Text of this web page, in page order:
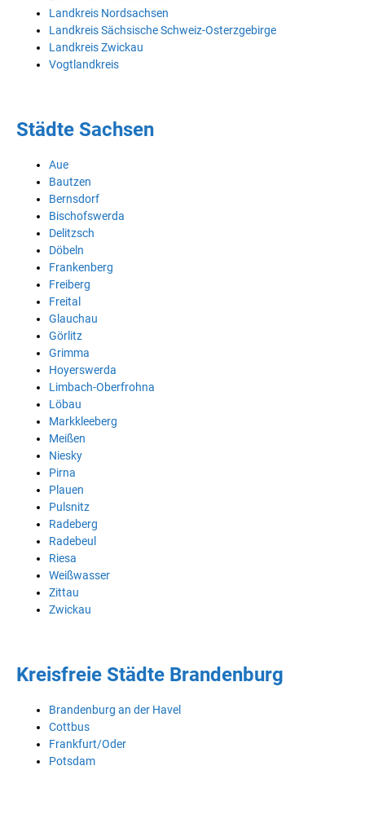
Landkreis Nordsachsen
Landkreis Sächsische Schweiz-Osterzgebirge
Landkreis Zwickau
Vogtlandkreis
Städte Sachsen
Aue
Bautzen
Bernsdorf
Bischofswerda
Delitzsch
Döbeln
Frankenberg
Freiberg
Freital
Glauchau
Görlitz
Grimma
Hoyerswerda
Limbach-Oberfrohna
Löbau
Markkleeberg
Meißen
Niesky
Pirna
Plauen
Pulsnitz
Radeberg
Radebeul
Riesa
Weißwasser
Zittau
Zwickau
Kreisfreie Städte Brandenburg
Brandenburg an der Havel
Cottbus
Frankfurt/Oder
Potsdam